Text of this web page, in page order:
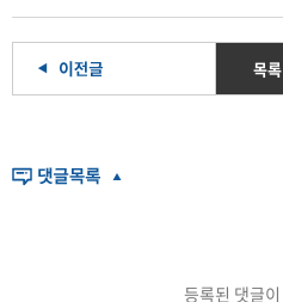
목록
등록된 댓글